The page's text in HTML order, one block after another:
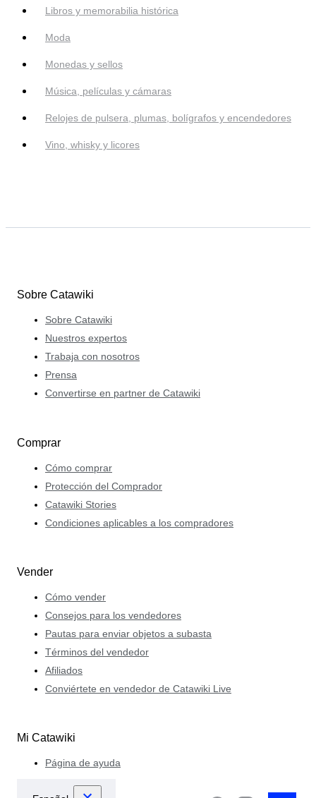
Libros y memorabilia histórica
Moda
Monedas y sellos
Música, películas y cámaras
Relojes de pulsera, plumas, bolígrafos y encendedores
Vino, whisky y licores
Sobre Catawiki
Sobre Catawiki
Nuestros expertos
Trabaja con nosotros
Prensa
Convertirse en partner de Catawiki
Comprar
Cómo comprar
Protección del Comprador
Catawiki Stories
Condiciones aplicables a los compradores
Vender
Cómo vender
Consejos para los vendedores
Pautas para enviar objetos a subasta
Términos del vendedor
Afiliados
Conviértete en vendedor de Catawiki Live
Mi Catawiki
Página de ayuda